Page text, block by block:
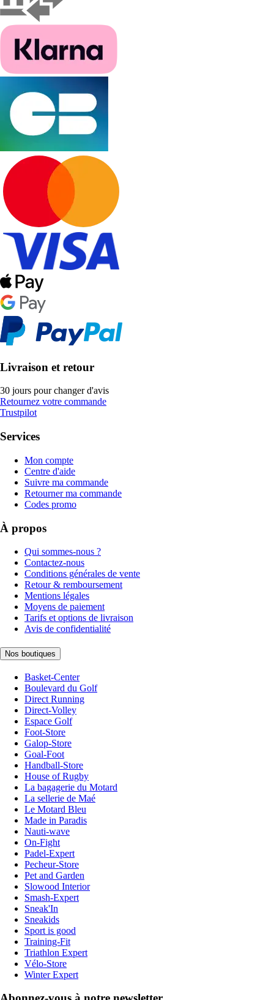
Livraison et retour
30 jours pour changer d'avis
Retournez votre commande
Trustpilot
Services
Mon compte
Centre d'aide
Suivre ma commande
Retourner ma commande
Codes promo
À propos
Qui sommes-nous ?
Contactez-nous
Conditions générales de vente
Retour & remboursement
Mentions légales
Moyens de paiement
Tarifs et options de livraison
Avis de confidentialité
Nos boutiques
Basket-Center
Boulevard du Golf
Direct Running
Direct-Volley
Espace Golf
Foot-Store
Galop-Store
Goal-Foot
Handball-Store
House of Rugby
La bagagerie du Motard
La sellerie de Maé
Le Motard Bleu
Made in Paradis
Nauti-wave
On-Fight
Padel-Expert
Pecheur-Store
Pet and Garden
Slowood Interior
Smash-Expert
Sneak'In
Sneakids
Sport is good
Training-Fit
Triathlon Expert
Vélo-Store
Winter Expert